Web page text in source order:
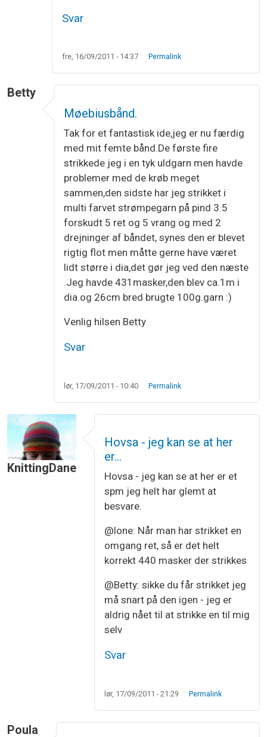
Svar
fre, 16/09/2011 - 14:37 Permalink
Betty
Møebiusbånd.
Tak for et fantastisk ide,jeg er nu færdig
med mit femte bånd.De første fire
strikkede jeg i en tyk uldgarn men havde
problemer med de krøb meget
sammen,den sidste har jeg strikket i
multi farvet strømpegarn på pind 3.5
forskudt 5 ret og 5 vrang og med 2
drejninger af båndet, synes den er blevet
rigtig flot men måtte gerne have været
lidt større i dia,det gør jeg ved den næste
.Jeg havde 431masker,den blev ca.1m i
dia.og 26cm bred brugte 100g.garn :)
Venlig hilsen Betty
Svar
lør, 17/09/2011 - 10:40 Permalink
KnittingDane
Hovsa - jeg kan se at her
er…
Hovsa - jeg kan se at her er et
spm jeg helt har glemt at
besvare.
@lone: Når man har strikket en
omgang ret, så er det helt
korrekt 440 masker der strikkes
@Betty: sikke du får strikket jeg
må snart på den igen - jeg er
aldrig nået til at strikke en til mig
selv
Svar
lør, 17/09/2011 - 21:29 Permalink
Poula